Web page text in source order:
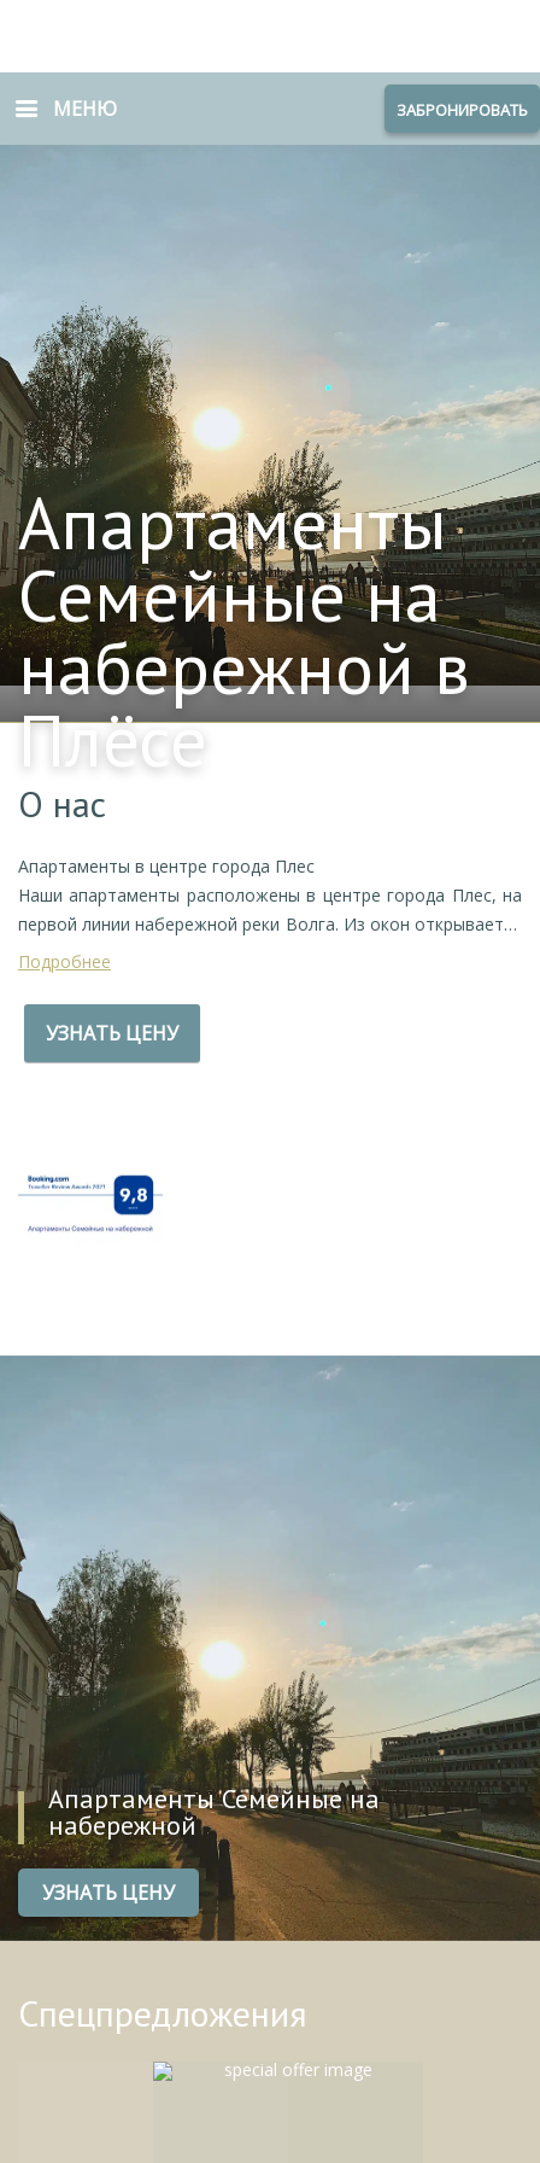
МЕНЮ ЗАБРОНИРОВАТЬ
Апартаменты
Семейные на
набережной в
Плёсе
О нас
Апартаменты в центре города Плес
Наши апартаменты расположены в центре города Плес, на
первой линии набережной реки Волга. Из окон открывается
вид на реку, откуда Вы сможете наблюдать
Удобства и комфорт
• Парковка: Для размещения транспорта гостей на
комфортного размещения:
- Полностью оборудованная кухня
- Полотенца, средства гигиены, одноразовые тапочки
• Камин: В прохладный вечер Вас согреет камин (вязанка
дров при заселении предоставляется в подарок).
• Размещение: Доступно размещение до 4-х человек.
• Детская кроватка: Для размещения ребенка в возрасте до
3-х лет бесплатно предоставляется детская кроватка.
Ваш комфорт - наш главный приоритет.
Ждём Вас в гости!
Подробнее
УЗНАТЬ ЦЕНУ
Апартаменты Семейные на
набережной
УЗНАТЬ ЦЕНУ
Спецпредложения